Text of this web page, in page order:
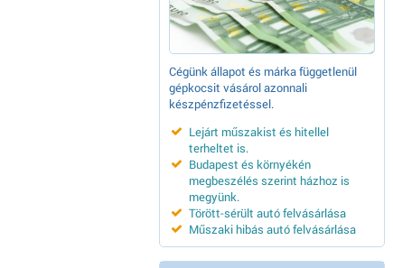
Cégünk állapot és márka függetlenül
gépkocsit vásárol azonnali
készpénzfizetéssel.
Lejárt műszakist és hitellel
terheltet is.
Budapest és környékén
megbeszélés szerint házhoz is
megyünk.
Törött-sérült autó felvásárlása
Műszaki hibás autó felvásárlása